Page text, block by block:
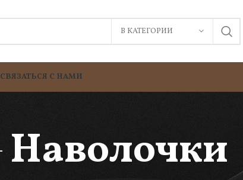
В КАТЕГОРИИ
СВЯЗАТЬСЯ С НАМИ
Наволочки